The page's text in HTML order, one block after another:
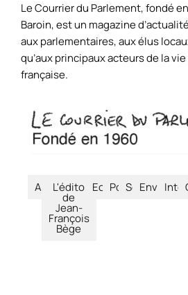
Le Courrier du Parlement, fondé
Baroin, est un magazine
aux parlementaires, aux élus
qu’aux principaux acteurs de la
française.
Accueil
L'édito
de
Jean-
François
Bège
Economie
Politique
Société